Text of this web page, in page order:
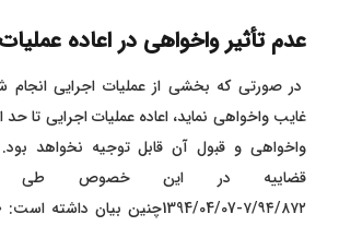
عدم تأثیر واخواهی در اعاده
در صورتی که بخشی از عملیات اجرایی انجام
غایب واخواهی نماید، اعاده عملیات اجرایی تا
واخواهی و قبول آن قابل توجیه نخواهد
قضاییه در این خصوص طی
٧/٩٤/٨٧٢-1394/04/07چنین بیان